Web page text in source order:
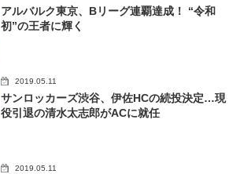
アルバルク東京、Bリーグ連覇達成！ “令和
初”の王者に輝く
2019.05.11
サンロッカーズ渋谷、伊佐HCの続投決定…現
役引退の清水太志郎がACに就任
2019.05.11